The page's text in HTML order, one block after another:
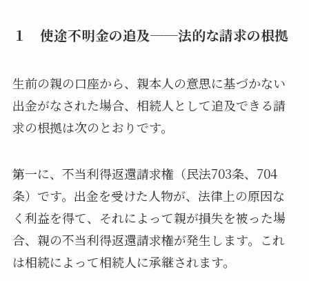
１ 使途不明金の追及──法的な請求の根拠
生前の親の口座から、親本人の意思に基づかない
出金がなされた場合、相続人として追及できる請
求の根拠は次のとおりです。
第一に、不当利得返還請求権（民法703条、704
条）です。出金を受けた人物が、法律上の原因な
く利益を得て、それによって親が損失を被った場
合、親の不当利得返還請求権が発生します。これ
は相続によって相続人に承継されます。